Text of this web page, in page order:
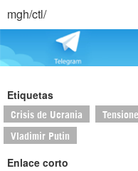
mgh/ctl/
Etiquetas
Crisis de Ucrania
Vladimir Putin
Enlace corto